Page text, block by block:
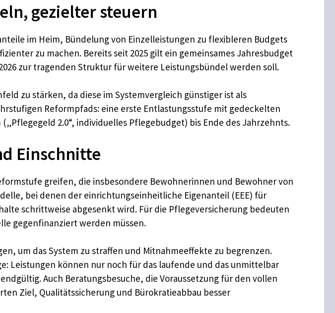
gezielter steuern
im Heim, Bündelung von Einzelleistungen zu flexibleren Budgets
zu machen. Bereits seit 2025 gilt ein gemeinsames Jahresbudget
zur tragenden Struktur für weitere Leistungsbündel werden soll.
zu stärken, da diese im Systemvergleich günstiger ist als
Reformpfads: eine erste Entlastungsstufe mit gedeckelten
2.0“, individuelles Pflegebudget) bis Ende des Jahrzehnts.
Einschnitte
greifen, die insbesondere Bewohnerinnen und Bewohner von
bei denen der einrichtungseinheitliche Eigenanteil (EEE) für
schrittweise abgesenkt wird. Für die Pflegeversicherung bedeuten
gegenfinanziert werden müssen.
um das System zu straffen und Mitnahmeeffekte zu begrenzen.
Leistungen können nur noch für das laufende und das unmittelbar
Auch Beratungsbesuche, die Voraussetzung für den vollen
Ziel, Qualitätssicherung und Bürokratieabbau besser